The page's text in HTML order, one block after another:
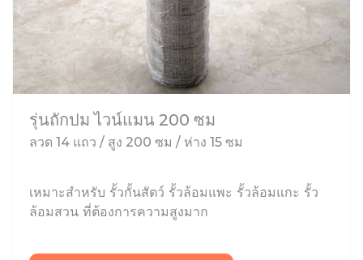
รุ่นถักปม ไวน์แมน 200 ซม
ลวด 14 แถว / สูง 200 ซม / ห่าง 15 ซม
เหมาะสำหรับ รั้วกั้นสัตว์ รั้วล้อมแพะ รั้วล้อมแกะ รั้ว
ล้อมสวน ที่ต้องการความสูงมาก